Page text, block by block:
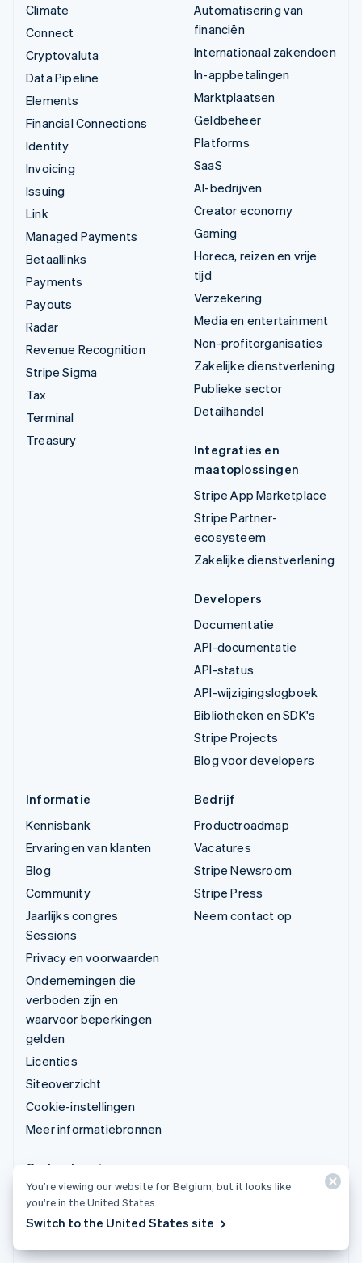
Climate
Connect
Cryptovaluta
Data Pipeline
Elements
Financial Connections
Identity
Invoicing
Issuing
Link
Managed Payments
Betaallinks
Payments
Payouts
Radar
Revenue Recognition
Stripe Sigma
Tax
Terminal
Treasury
Automatisering van
financiën
Internationaal zakendoen
In-appbetalingen
Marktplaatsen
Geldbeheer
Platforms
SaaS
AI-bedrijven
Creator economy
Gaming
Horeca, reizen en vrije
tijd
Verzekering
Media en entertainment
Non-profitorganisaties
Zakelijke dienstverlening
Publieke sector
Detailhandel
Integraties en
maatoplossingen
Stripe App Marketplace
Stripe Partner-
ecosysteem
Zakelijke dienstverlening
Developers
Documentatie
API-documentatie
API-status
API-wijzigingslogboek
Bibliotheken en SDK's
Stripe Projects
Blog voor developers
Informatie
Kennisbank
Ervaringen van klanten
Blog
Community
Jaarlijks congres
Sessions
Privacy en voorwaarden
Ondernemingen die
verboden zijn en
waarvoor beperkingen
gelden
Licenties
Siteoverzicht
Cookie-instellingen
Meer informatiebronnen
Bedrijf
Productroadmap
Vacatures
Stripe Newsroom
Stripe Press
Neem contact op
Ondersteuning
Ondersteuning vragen
Beheerde support op
You’re viewing our website for Belgium, but it looks like
you’re in the United States.
Switch to the United States site